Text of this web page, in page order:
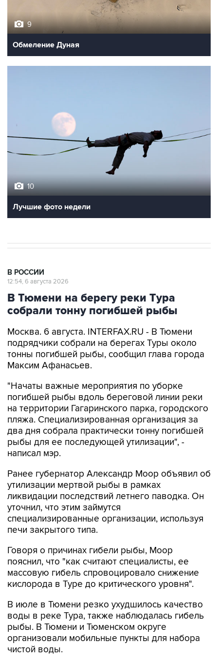
9
Обмеление Дуная
10
Лучшие фото недели
В РОССИИ
12:54, 6 августа 2026
В Тюмени на берегу реки Тура
собрали тонну погибшей рыбы
Москва. 6 августа. INTERFAX.RU - В Тюмени
подрядчики собрали на берегах Туры около
тонны погибшей рыбы, сообщил глава города
Максим Афанасьев.
"Начаты важные мероприятия по уборке
погибшей рыбы вдоль береговой линии реки
на территории Гагаринского парка, городского
пляжа. Специализированная организация за
два дня собрала практически тонну погибшей
рыбы для ее последующей утилизации", -
написал мэр.
Ранее губернатор Александр Моор объявил об
утилизации мертвой рыбы в рамках
ликвидации последствий летнего паводка. Он
уточнил, что этим займутся
специализированные организации, используя
печи закрытого типа.
Говоря о причинах гибели рыбы, Моор
пояснил, что "как считают специалисты, ее
массовую гибель спровоцировало снижение
кислорода в Туре до критического уровня".
В июле в Тюмени резко ухудшилось качество
воды в реке Тура, также наблюдалась гибель
рыбы. В Тюмени и Тюменском округе
организовали мобильные пункты для набора
чистой воды.